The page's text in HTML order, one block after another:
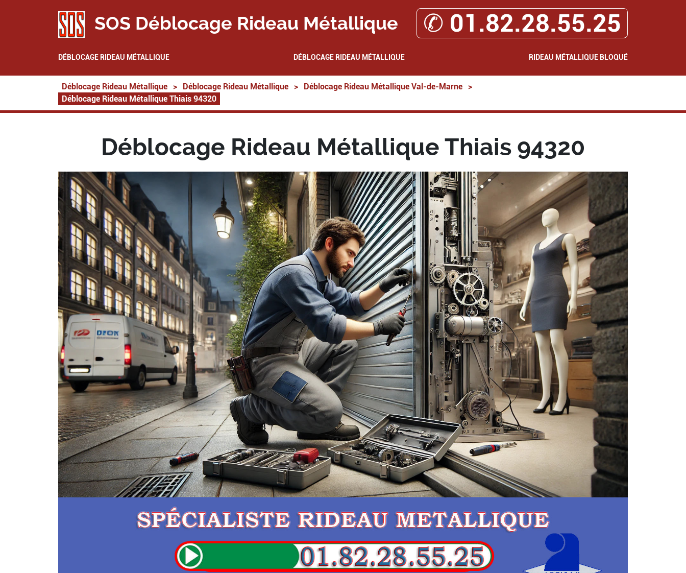
SOS Déblocage Rideau Métallique ✆ 01.82.28.55.25
DÉBLOCAGE RIDEAU MÉTALLIQUE DÉBLOCAGE RIDEAU MÉTALLIQUE RIDEAU MÉTALLIQUE BLOQUÉ
Déblocage Rideau Métallique > Déblocage Rideau Métallique > Déblocage Rideau Métallique Val-de-Marne
>
Déblocage Rideau Métallique Thiais 94320
Déblocage Rideau Métallique Thiais 94320